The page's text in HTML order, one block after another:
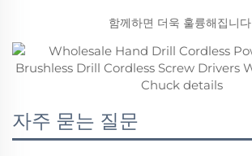
함께하면 더욱 훌륭해집니다
자주 묻는 질문